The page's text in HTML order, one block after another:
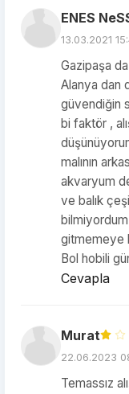
ENES
13.03.2021
Gazipaşa
Alanya dan
güvendiğin
bi faktör ,
malının
akvaryum
ve balık
gitmemeye
Bol hobili
Cevapla
Murat
22.06.2023
Temassız